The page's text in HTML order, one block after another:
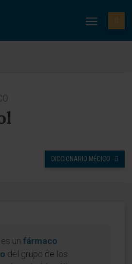
DICCIONARIO MÉDICO
es un fármaco
del grupo de los